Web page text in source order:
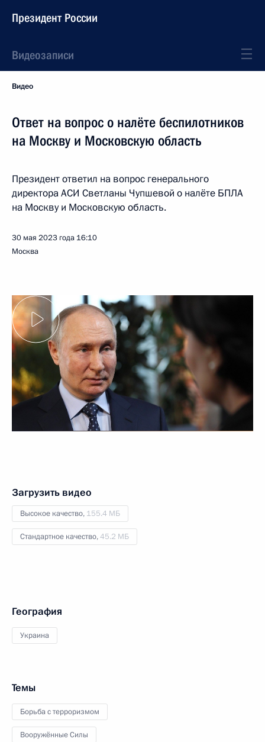
Президент России
Видеозаписи
Видео
Ответ на вопрос о налёте беспилотников
на Москву и Московскую область
Президент ответил на вопрос генерального
директора АСИ Светланы Чупшевой о налёте БПЛА
на Москву и Московскую область.
30 мая 2023 года 16:10
Москва
Загрузить видео
Высокое качество, 155.4 МБ
Стандартное качество,45.2 МБ
География
Украина
Темы
Борьба с терроризмом
Вооружённые Силы